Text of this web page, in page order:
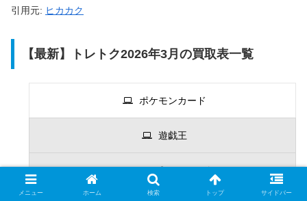
引用元: ヒカカク
【最新】トレトク2026年3月の買取表一覧
ポケモンカード
遊戯王
ワンピースカード
メニュー ホーム 検索 トップ サイドバー